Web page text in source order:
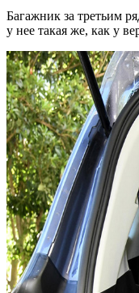
Багажник за третьим
у нее такая же, как у